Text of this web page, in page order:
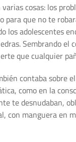
cosas: los
que no te
los adolescentes
Sembrando
que cualquier
contaba sobre
como en la
te desnudaban,
con manguera en